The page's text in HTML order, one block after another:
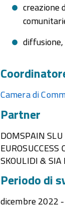
creazione
Camera di
Partner
DOMSPAIN
SKOULIDI &
Periodo di
dicembre 2022